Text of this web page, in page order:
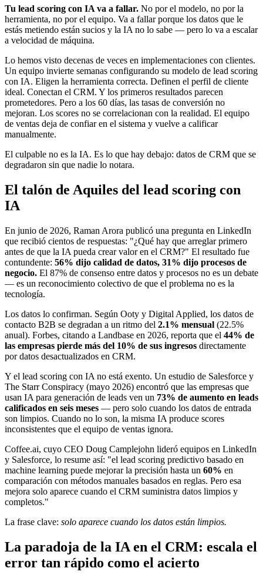
Tu lead scoring con IA va a fallar. No por el modelo, no por la
herramienta, no por el equipo. Va a fallar porque los datos que le
estás metiendo están sucios y la IA no lo sabe — pero lo va a escalar
a velocidad de máquina.
Lo hemos visto decenas de veces en implementaciones con clientes.
Un equipo invierte semanas configurando su modelo de lead scoring
con IA. Eligen la herramienta correcta. Definen el perfil de cliente
ideal. Conectan el CRM. Y los primeros resultados parecen
prometedores. Pero a los 60 días, las tasas de conversión no
mejoran. Los scores no se correlacionan con la realidad. El equipo
de ventas deja de confiar en el sistema y vuelve a calificar
manualmente.
El culpable no es la IA. Es lo que hay debajo: datos de CRM que se
degradaron sin que nadie lo notara.
El talón de Aquiles del lead scoring con
IA
En junio de 2026, Raman Arora publicó una pregunta en LinkedIn
que recibió cientos de respuestas: "¿Qué hay que arreglar primero
antes de que la IA pueda crear valor en el CRM?" El resultado fue
contundente: 56% dijo calidad de datos, 31% dijo procesos de
negocio. El 87% de consenso entre datos y procesos no es un debate
— es un reconocimiento colectivo de que el problema no es la
tecnología.
Los datos lo confirman. Según Ooty y Digital Applied, los datos de
contacto B2B se degradan a un ritmo del 2.1% mensual (22.5%
anual). Forbes, citando a Landbase en 2026, reporta que el 44% de
las empresas pierde más del 10% de sus ingresos directamente
por datos desactualizados en CRM.
Y el lead scoring con IA no está exento. Un estudio de Salesforce y
The Starr Conspiracy (mayo 2026) encontró que las empresas que
usan IA para generación de leads ven un 73% de aumento en leads
calificados en seis meses — pero solo cuando los datos de entrada
son limpios. Cuando no lo son, la misma IA produce scores
inconsistentes que el equipo de ventas ignora.
Coffee.ai, cuyo CEO Doug Camplejohn lideró equipos en LinkedIn
y Salesforce, lo resume así: "el lead scoring predictivo basado en
machine learning puede mejorar la precisión hasta un 60% en
comparación con métodos manuales basados en reglas. Pero esa
mejora solo aparece cuando el CRM suministra datos limpios y
completos."
La frase clave: solo aparece cuando los datos están limpios.
La paradoja de la IA en el CRM: escala el
error tan rápido como el acierto